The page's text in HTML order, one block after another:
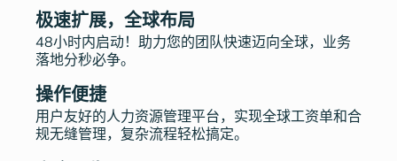
极速扩展，全球布局
48小时内启动！助力您的团队快速迈向全球，业务
落地分秒必争。
操作便捷
用户友好的人力资源管理平台，实现全球工资单和合
规无缝管理，复杂流程轻松搞定。